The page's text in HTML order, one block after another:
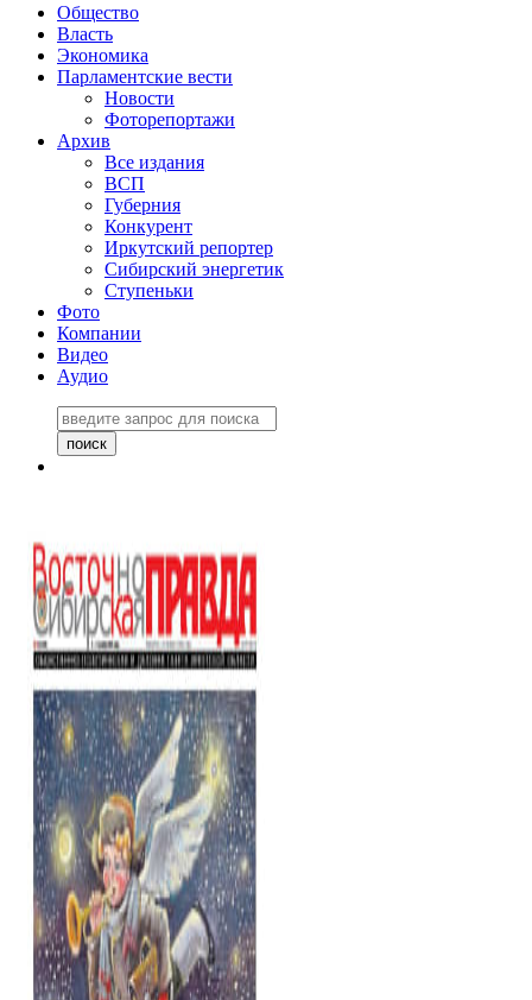
Общество
Власть
Экономика
Парламентские вести
Новости
Фоторепортажи
Архив
Все издания
ВСП
Губерния
Конкурент
Иркутский репортер
Сибирский энергетик
Ступеньки
Фото
Компании
Видео
Аудио